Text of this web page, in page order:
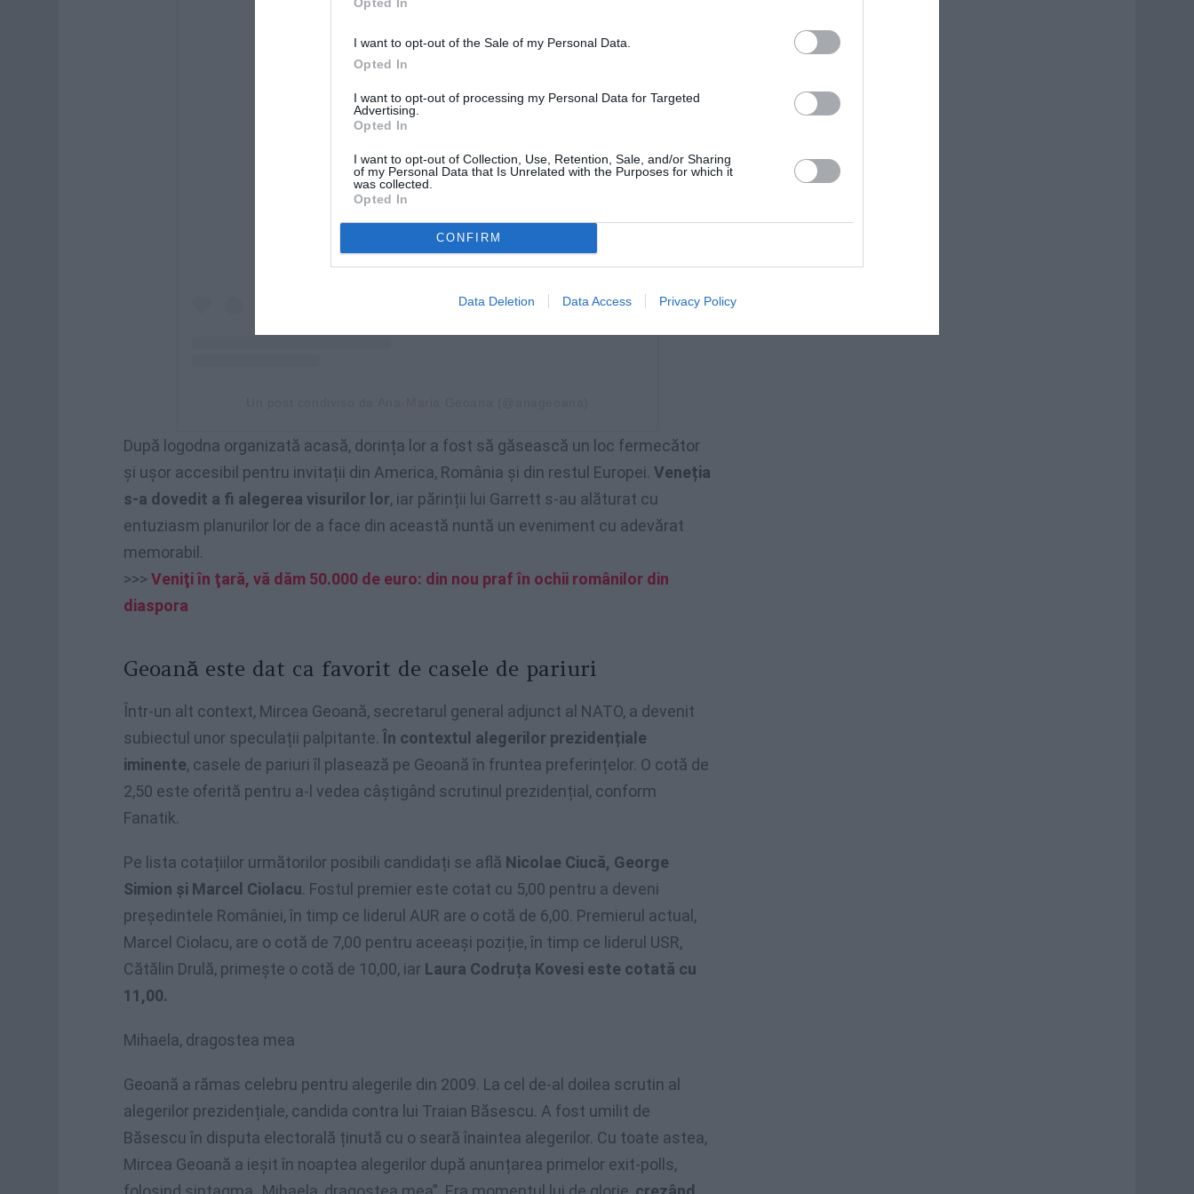
I want to opt-out of the Sale of my Personal Data.
Opted In
I want to opt-out of processing my Personal Data for Targeted
Advertising.
Opted In
I want to opt-out of Collection, Use, Retention, Sale, and/or Sharing
of my Personal Data that Is Unrelated with the Purposes for which it
was collected.
Opted In
CONFIRM
Data Deletion Data Access Privacy Policy
Visualizza questo post su Instagram
După logodna organizată acasă, dorința lor a fost să găsească un loc fermecător
și ușor accesibil pentru invitații din America, România și din restul Europei. Veneția
s-a dovedit a fi alegerea visurilor lor, iar părinții lui Garrett s-au alăturat cu
entuziasm planurilor lor de a face din această nuntă un eveniment cu adevărat
memorabil.
>>> Veniţi în ţară, vă dăm 50.000 de euro: din nou praf în ochii românilor din
diaspora
Geoană este dat ca favorit de casele de pariuri
Într-un alt context, Mircea Geoană, secretarul general adjunct al NATO, a devenit
subiectul unor speculații palpitante. În contextul alegerilor prezidențiale
iminente, casele de pariuri îl plasează pe Geoană în fruntea preferințelor. O cotă de
2,50 este oferită pentru a-l vedea câștigând scrutinul prezidențial, conform
Fanatik.
Pe lista cotațiilor următorilor posibili candidați se află Nicolae Ciucă, George
Simion și Marcel Ciolacu. Fostul premier este cotat cu 5,00 pentru a deveni
președintele României, în timp ce liderul AUR are o cotă de 6,00. Premierul actual,
Marcel Ciolacu, are o cotă de 7,00 pentru aceeași poziție, în timp ce liderul USR,
Cătălin Drulă, primește o cotă de 10,00, iar Laura Codruța Kovesi este cotată cu
11,00.
Mihaela, dragostea mea
Geoană a rămas celebru pentru alegerile din 2009. La cel de-al doilea scrutin al
alegerilor prezidențiale, candida contra lui Traian Băsescu. A fost umilit de
Băsescu în disputa electorală ținută cu o seară înaintea alegerilor. Cu toate astea,
Mircea Geoană a ieșit în noaptea alegerilor după anunțarea primelor exit-polls,